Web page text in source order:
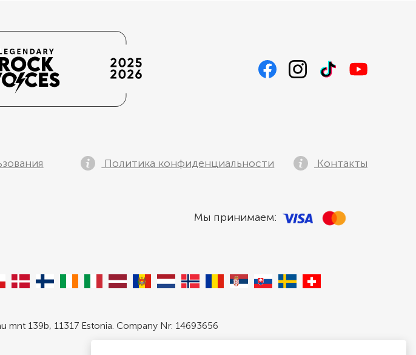
Политика конфиденциальности Контакты
Мы принимаем:
mnt 139b, 11317 Estonia. Company Nr: 14693656